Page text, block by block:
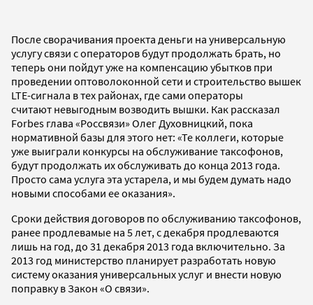
После сворачивания проекта деньги на универсальную
услугу связи с операторов будут продолжать брать, но
теперь они пойдут уже на компенсацию убытков при
проведении оптоволоконной сети и строительство вышек
LTE-сигнала в тех районах, где сами операторы
считают невыгодным возводить вышки. Как рассказал
Forbes глава «Россвязи» Олег Духовницкий, пока
нормативной базы для этого нет: «Те коллеги, которые
уже выиграли конкурсы на обслуживание таксофонов,
будут продолжать их обслуживать до конца 2013 года.
Просто сама услуга эта устарела, и мы будем думать надо
новыми способами ее оказания».
Сроки действия договоров по обслуживанию таксофонов,
ранее продлевамые на 5 лет, с декабря продлеваются
лишь на год, до 31 декабря 2013 года включительно. За
2013 год министерство планирует разработать новую
систему оказания универсальных услуг и внести новую
поправку в Закон «О связи».